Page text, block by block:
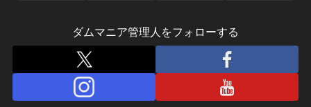
ダムマニア管理人をフォローする